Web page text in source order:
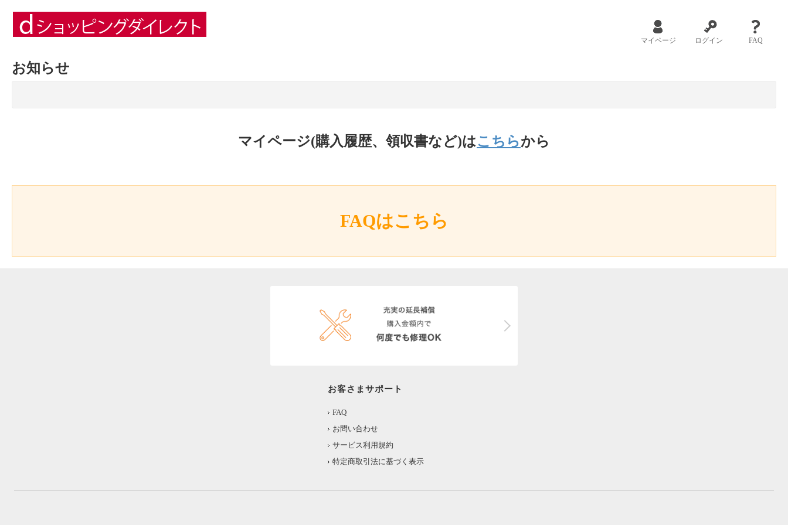
マイページ ログイン FAQ
お知らせ
マイページ(購入履歴、領収書など)はこちらから
FAQはこちら
お客さまサポート
FAQ
お問い合わせ
サービス利用規約
特定商取引法に基づく表示